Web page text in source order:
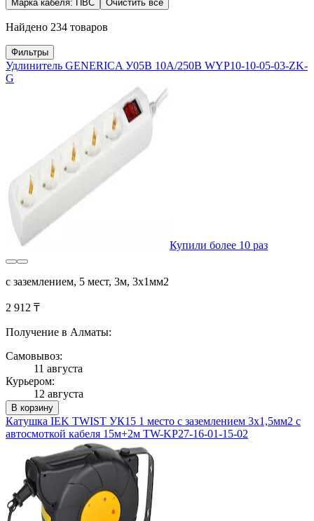
Марка кабеля: ПВС Очистить все
Найдено 234 товаров
Фильтры
Удлинитель GENERICA У05В 10А/250В WYP10-10-05-03-ZK-
G
Купили более 10 раз
с заземлением, 5 мест, 3м, 3х1мм2
2 912 ₸
Получение в Алматы:
Самовывоз:
11 августа
Курьером:
12 августа
В корзину
Катушка IEK TWIST УК15 1 место с заземлением 3х1,5мм2 с
автосмоткой кабеля 15м+2м TW-KP27-16-01-15-02